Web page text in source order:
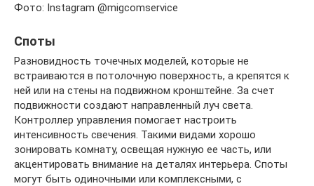
Фото: Instagram @migcomservice
Споты
Разновидность точечных моделей, которые не
встраиваются в потолочную поверхность, а крепятся к
ней или на стены на подвижном кронштейне. За счет
подвижности создают направленный луч света.
Контроллер управления помогает настроить
интенсивность свечения. Такими видами хорошо
зонировать комнату, освещая нужную ее часть, или
акцентировать внимание на деталях интерьера. Споты
могут быть одиночными или комплексными, с